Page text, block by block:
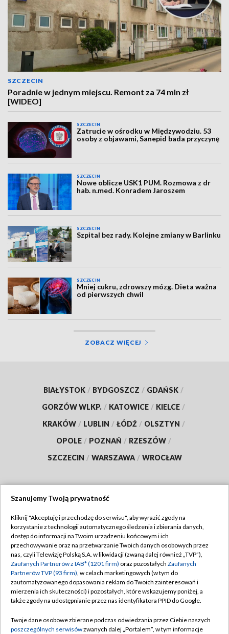
SZCZECIN
Poradnie w jednym miejscu. Remont za 74 mln zł
[WIDEO]
SZCZECIN
Zatrucie w ośrodku w Międzywodziu. 53
osoby z objawami, Sanepid bada przyczynę
SZCZECIN
Nowe oblicze USK1 PUM. Rozmowa z dr
hab. n.med. Konradem Jaroszem
SZCZECIN
Szpital bez rady. Kolejne zmiany w Barlinku
SZCZECIN
Mniej cukru, zdrowszy mózg. Dieta ważna
od pierwszych chwil
ZOBACZ WIĘCEJ
BIAŁYSTOK / BYDGOSZCZ / GDAŃSK /
GORZÓW WLKP. / KATOWICE / KIELCE /
KRAKÓW / LUBLIN / ŁÓDŹ / OLSZTYN /
OPOLE / POZNAŃ / RZESZÓW /
SZCZECIN / WARSZAWA / WROCŁAW
TVP
Abonament TVP
Emisja w TVP
Centrum informacji TVP
Naziemna Telewizja Cyfrowa
Rada Programowa
Regulamin TVP
Polityka prywatności
Moje zgody
Pomoc
Kontakt
Szanujemy Twoją prywatność
Kliknij "Akceptuję i przechodzę do serwisu", aby wyrazić zgody na
korzystanie z technologii automatycznego śledzenia i zbierania danych,
dostęp do informacji na Twoim urządzeniu końcowym i ich
przechowywanie oraz na przetwarzanie Twoich danych osobowych przez
nas, czyli Telewizję Polską S.A. w likwidacji (zwaną dalej również „TVP”),
Zaufanych Partnerów z IAB* (1201 firm) oraz pozostałych Zaufanych
Partnerów TVP (93 firm), w celach marketingowych (w tym do
zautomatyzowanego dopasowania reklam do Twoich zainteresowań i
mierzenia ich skuteczności) i pozostałych, które wskazujemy poniżej, a
także zgody na udostępnianie przez nas identyfikatora PPID do Google.
Twoje dane osobowe zbierane podczas odwiedzania przez Ciebie naszych
poszczególnych serwisówzwanych dalej „Portalem”, w tym informacje